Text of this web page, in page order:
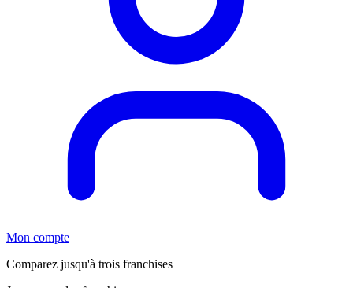
Mon compte
Comparez jusqu'à trois franchises